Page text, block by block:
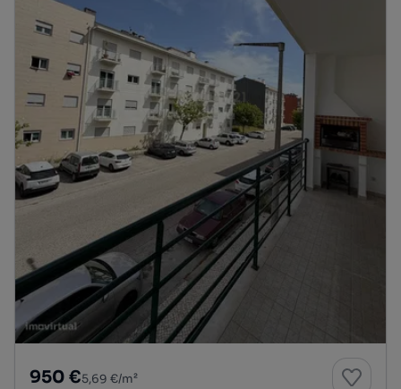
950 €5,69 €/m²